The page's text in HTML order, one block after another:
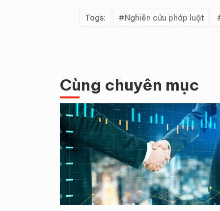
Tags: Nghiên cứu pháp luật
Cùng chuyên mục